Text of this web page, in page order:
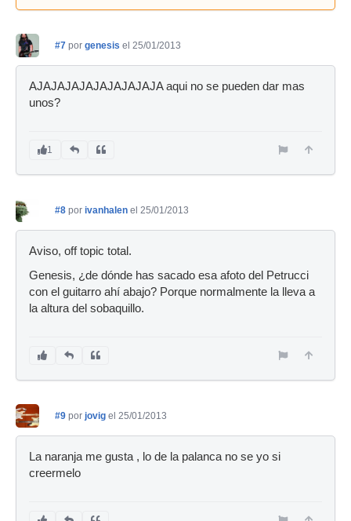
#7 por genesis el 25/01/2013
AJAJAJAJAJAJAJAJAJA aqui no se pueden dar mas
unos?
1
#8 por ivanhalen el 25/01/2013
Aviso, off topic total.
Genesis, ¿de dónde has sacado esa afoto del Petrucci
con el guitarro ahí abajo? Porque normalmente la lleva a
la altura del sobaquillo.
#9 por jovig el 25/01/2013
La naranja me gusta , lo de la palanca no se yo si
creermelo